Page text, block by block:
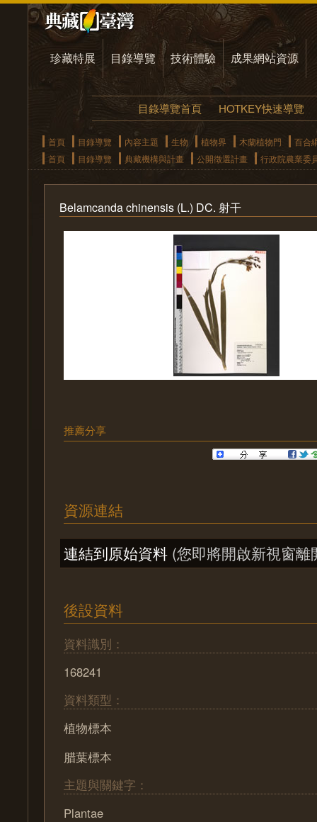
珍藏特展 目錄導覽 技術體驗 成果網站資源
目錄導覽首頁 HOTKEY快速導覽
首頁 目錄導覽 內容主題 生物 植物界 木蘭植物門
百合
首頁
目錄導覽 典藏機構與計畫 公開徵選計畫 行政院農業委
Belamcanda chinensis (L.) DC. 射干
推薦分享
資源連結
連結到原始資料 (您即將開啟新視窗離
後設資料
資料識別：
168241
資料類型：
植物標本
腊葉標本
主題與關鍵字：
Plantae